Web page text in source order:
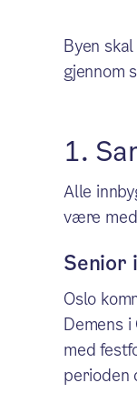
Byen
gjennom
1.
Alle
være
Senior
Oslo
Demens
med
perioden